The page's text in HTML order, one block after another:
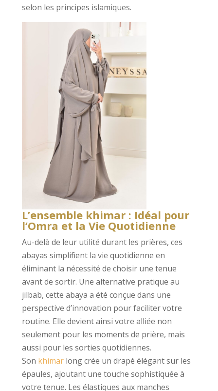
selon les principes islamiques.
L’ensemble khimar : Idéal pour
l’Omra et la Vie Quotidienne
Au-delà de leur utilité durant les prières, ces
abayas simplifient la vie quotidienne en
éliminant la nécessité de choisir une tenue
avant de sortir. Une alternative pratique au
jilbab, cette abaya a été conçue dans une
perspective d’innovation pour faciliter votre
routine. Elle devient ainsi votre alliée non
seulement pour les moments de prière, mais
aussi pour les sorties quotidiennes.
Son khimarlong crée un drapé élégant sur les
épaules, ajoutant une touche sophistiquée à
votre tenue. Les élastiques aux manches